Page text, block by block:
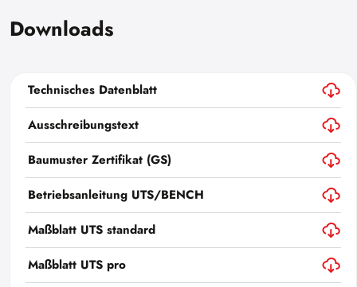
Downloads
Technisches Datenblatt
Ausschreibungstext
Baumuster Zertifikat (GS)
Betriebsanleitung UTS/BENCH
Maßblatt UTS standard
Maßblatt UTS pro